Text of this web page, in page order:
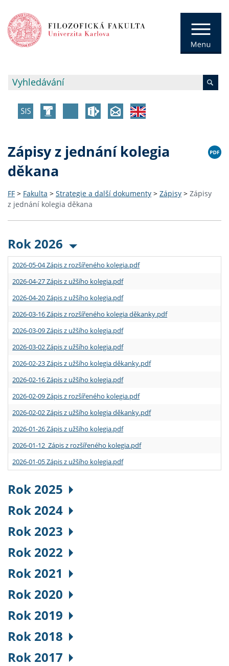
Zápisy z jednání kolegia
děkana
FF > Fakulta > Strategie a další dokumenty > Zápisy > Zápisy
z jednání kolegia děkana
Rok 2026
2026-05-04 Zápis z rozšířeného kolegia.pdf
2026-04-27 Zápis z užšího kolegia.pdf
2026-04-20 Zápis z užšího kolegia.pdf
2026-03-16 Zápis z rozšířeného kolegia děkanky.pdf
2026-03-09 Zápis z užšího kolegia.pdf
2026-03-02 Zápis z užšího kolegia.pdf
2026-02-23 Zápis z užšího kolegia děkanky.pdf
2026-02-16 Zápis z užšího kolegia.pdf
2026-02-09 Zápis z rozšířeného kolegia.pdf
2026-02-02 Zápis z užšího kolegia děkanky.pdf
2026-01-26 Zápis z užšího kolegia.pdf
2026-01-12 Zápis z rozšířeného kolegia.pdf
2026-01-05 Zápis z užšího kolegia.pdf
Rok 2025
Rok 2024
Rok 2023
Rok 2022
Rok 2021
Rok 2020
Rok 2019
Rok 2018
Rok 2017